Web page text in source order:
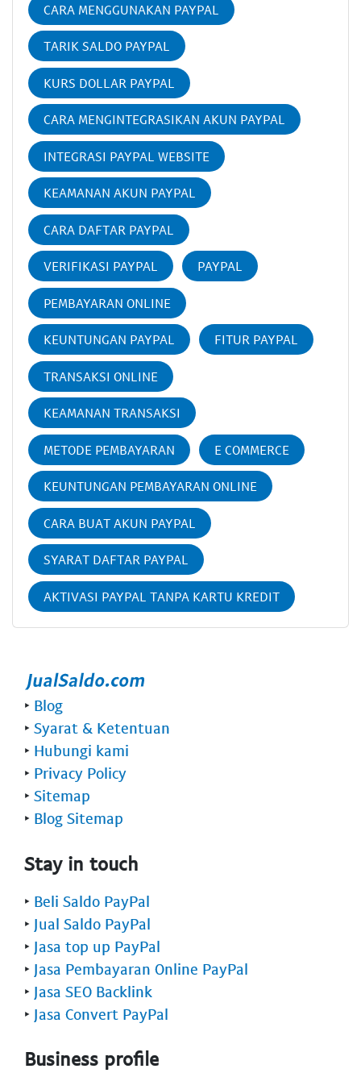
CARA MENGGUNAKAN PAYPAL
TARIK SALDO PAYPAL
KURS DOLLAR PAYPAL
CARA MENGINTEGRASIKAN AKUN PAYPAL
INTEGRASI PAYPAL WEBSITE
KEAMANAN AKUN PAYPAL
CARA DAFTAR PAYPAL
VERIFIKASI PAYPAL PAYPAL
PEMBAYARAN ONLINE
KEUNTUNGAN PAYPAL FITUR PAYPAL
TRANSAKSI ONLINE
KEAMANAN TRANSAKSI
METODE PEMBAYARAN E COMMERCE
KEUNTUNGAN PEMBAYARAN ONLINE
CARA BUAT AKUN PAYPAL
SYARAT DAFTAR PAYPAL
AKTIVASI PAYPAL TANPA KARTU KREDIT
‣ Blog
‣ Syarat & Ketentuan
‣ Hubungi kami
‣ Privacy Policy
‣ Sitemap
‣ Blog Sitemap
Stay in touch
‣ Beli Saldo PayPal
‣ Jual Saldo PayPal
‣ Jasa top up PayPal
‣ Jasa Pembayaran Online PayPal
‣ Jasa SEO Backlink
‣ Jasa Convert PayPal
Business profile